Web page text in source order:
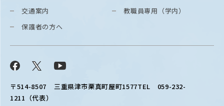
〒514-8507 三重県津市栗真町屋町1577TEL 059-232-
1211（代表）
交通案内
保護者の方へ
Facebook
教職員専用（学内）